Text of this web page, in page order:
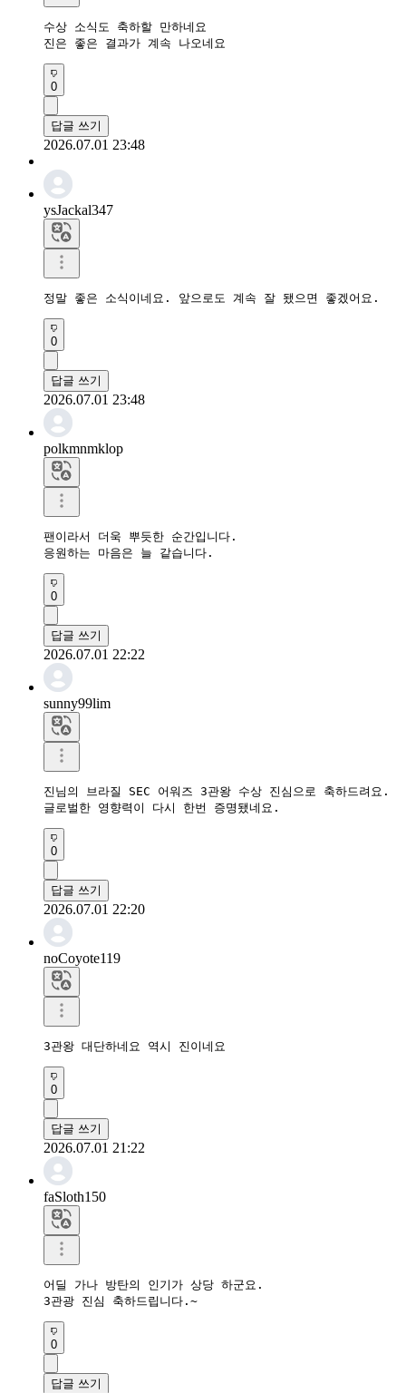
수상 소식도 축하할 만하네요
진은 좋은 결과가 계속 나오네요
0
답글 쓰기
2026.07.01 23:48
ysJackal347
정말 좋은 소식이네요. 앞으로도 계속 잘 됐으면 좋겠어요.
0
답글 쓰기
2026.07.01 23:48
polkmnmklop
팬이라서 더욱 뿌듯한 순간입니다.
응원하는 마음은 늘 같습니다.
0
답글 쓰기
2026.07.01 22:22
sunny99lim
진님의 브라질 SEC 어워즈 3관왕 수상 진심으로 축하드려요.
글로벌한 영향력이 다시 한번 증명됐네요.
0
답글 쓰기
2026.07.01 22:20
noCoyote119
3관왕 대단하네요 역시 진이네요
0
답글 쓰기
2026.07.01 21:22
faSloth150
어딜 가나 방탄의 인기가 상당 하군요.
3관광 진심 축하드립니다.~
0
답글 쓰기